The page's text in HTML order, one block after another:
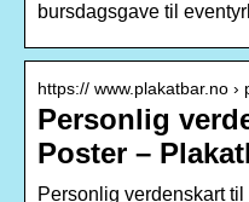
bursdagsgave til
https:// www.plakatbar.no ›
Personlig
Poster –
Personlig verdenskart